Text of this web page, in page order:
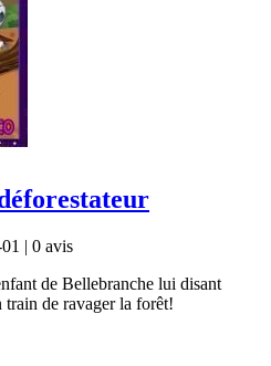
| 0 avis
de Bellebranche lui disant
train de ravager la forêt!